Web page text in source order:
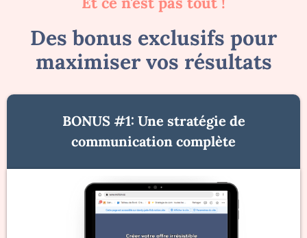
Des bonus exclusifs pour
maximiser vos résultats
BONUS #1: Une stratégie de
communication complète